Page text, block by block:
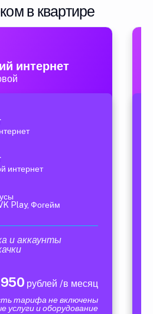
в квартире
интернет
интернет
Play, Фогейм
и аккаунты
950 рублей /в месяц
тарифа не включены
услуги и оборудование